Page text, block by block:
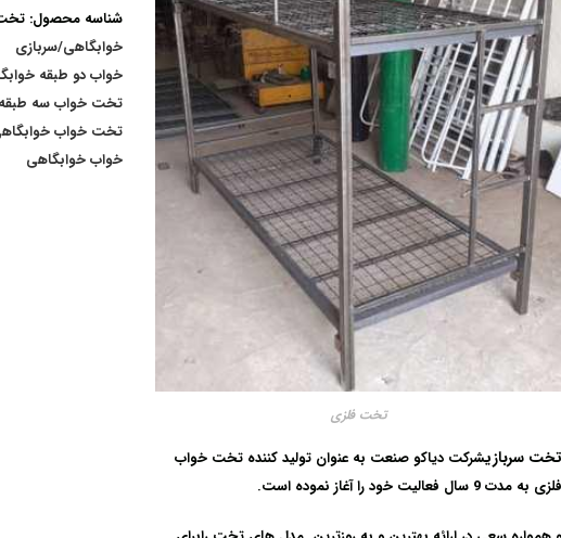
شناسه محصول:
خوابگاهی/سربازی
خواب دو طبقه
تخت خواب سه
تخت خواب
خواب خوابگاهی
تخت فلزی
تخت سربازیشرکت دیاکو صنعت به عنوان تولید کننده تخت خواب
فلزی به مدت 9 سال فعالیت خود را آغاز نموده است.